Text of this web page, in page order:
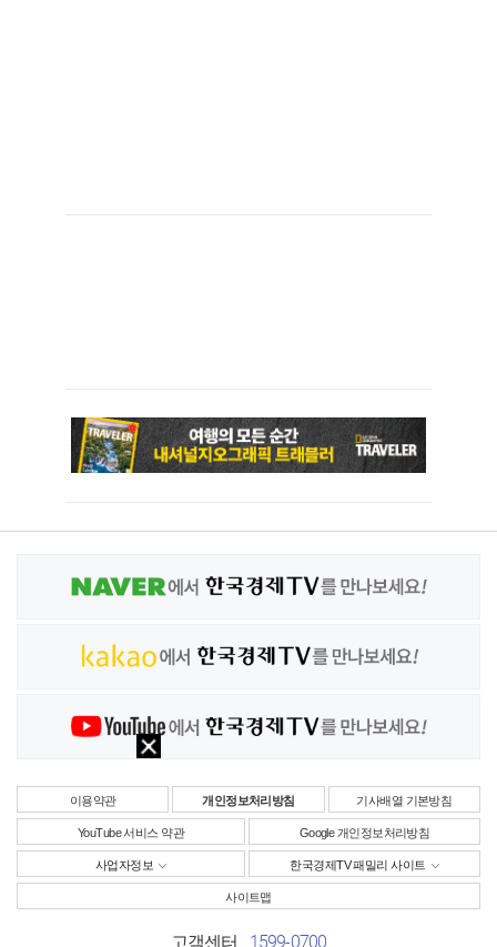
이용약관 개인정보처리방침 기사배열 기본방침
YouTube 서비스 약관 Google 개인정보처리방침
사업자정보 한국경제TV 패밀리 사이트
사이트맵
고객센터 1599-0700